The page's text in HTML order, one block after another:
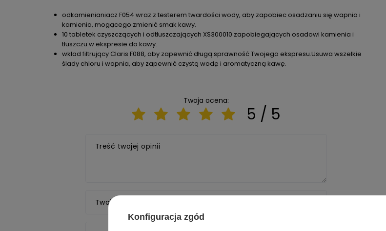
odkamienianiacz F054 wraz z testerem twardości wody, aby zapobiec osadzaniu się wapnia i
kamienia, mogącego zmienić smak kawy.
10 tabletek czyszczących i odtłuszczających XS300010 zapobiegających osadowi kamienia i
tłuszczu w ekspresie do kawy.
wkład filtrujący Claris F088, aby zapewnić długą sprawność Twojego ekspresu.Usuwa wszelkie
ślady chloru i wapnia, aby zapewnić czystą wodę i aromatyczną kawę.
Twoja ocena:
5 / 5
Treść twojej opinii
Twoje imię
Konfiguracja zgód